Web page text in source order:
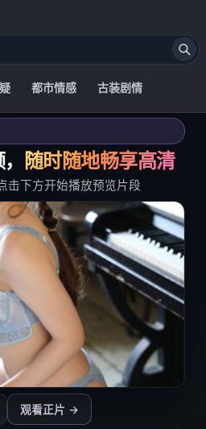
都市情感 古装剧情
， 随时随地畅享高清
击下方开始播放预览片段
观看正片 →